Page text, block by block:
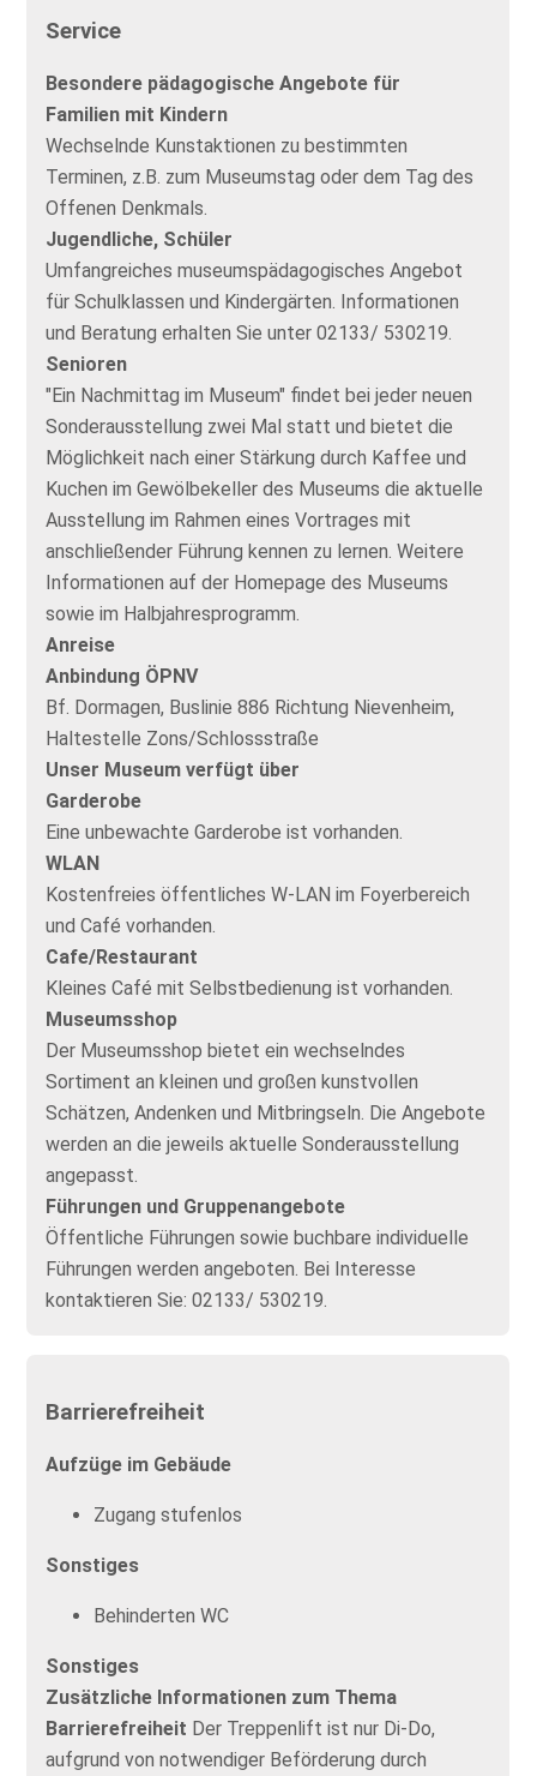
Service
Besondere pädagogische Angebote für
Familien mit Kindern
Wechselnde Kunstaktionen zu bestimmten
Terminen, z.B. zum Museumstag oder dem Tag des
Offenen Denkmals.
Jugendliche, Schüler
Umfangreiches museumspädagogisches Angebot
für Schulklassen und Kindergärten. Informationen
und Beratung erhalten Sie unter 02133/ 530219.
Senioren
"Ein Nachmittag im Museum" findet bei jeder neuen
Sonderausstellung zwei Mal statt und bietet die
Möglichkeit nach einer Stärkung durch Kaffee und
Kuchen im Gewölbekeller des Museums die aktuelle
Ausstellung im Rahmen eines Vortrages mit
anschließender Führung kennen zu lernen. Weitere
Informationen auf der Homepage des Museums
sowie im Halbjahresprogramm.
Anreise
Anbindung ÖPNV
Bf. Dormagen, Buslinie 886 Richtung Nievenheim,
Haltestelle Zons/Schlossstraße
Unser Museum verfügt über
Garderobe
Eine unbewachte Garderobe ist vorhanden.
WLAN
Kostenfreies öffentliches W-LAN im Foyerbereich
und Café vorhanden.
Cafe/Restaurant
Kleines Café mit Selbstbedienung ist vorhanden.
Museumsshop
Der Museumsshop bietet ein wechselndes
Sortiment an kleinen und großen kunstvollen
Schätzen, Andenken und Mitbringseln. Die Angebote
werden an die jeweils aktuelle Sonderausstellung
angepasst.
Führungen und Gruppenangebote
Öffentliche Führungen sowie buchbare individuelle
Führungen werden angeboten. Bei Interesse
kontaktieren Sie: 02133/ 530219.
Barrierefreiheit
Aufzüge im Gebäude
Zugang stufenlos
Sonstiges
Behinderten WC
Sonstiges
Zusätzliche Informationen zum Thema
Barrierefreiheit Der Treppenlift ist nur Di-Do,
aufgrund von notwendiger Beförderung durch